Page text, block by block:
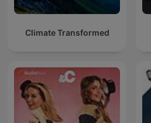
Climate Transformed